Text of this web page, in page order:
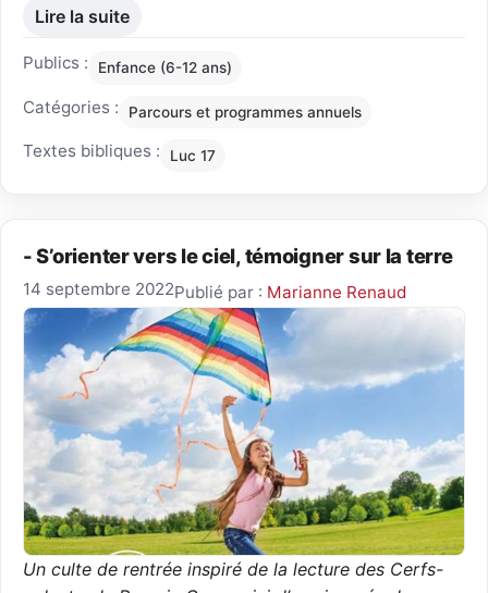
Lire la suite
Publics : Enfance (6-12 ans)
Catégories : Parcours et programmes annuels
Textes bibliques : Luc 17
- S’orienter vers le ciel, témoigner sur la terre
14 septembre 2022Publié par : Marianne Renaud
Un culte de rentrée inspiré de la lecture des Cerfs-